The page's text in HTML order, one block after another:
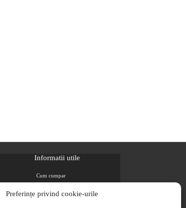
Preferințe privind cookie-urile
Informatii utile
Cum cumpar